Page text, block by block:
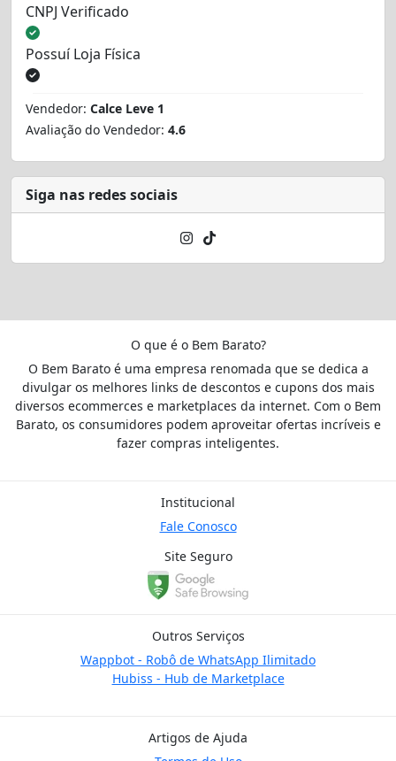
CNPJ Verificado
Possuí Loja Física
Vendedor: Calce Leve 1
Avaliação do Vendedor: 4.6
Siga nas redes sociais
O que é o Bem Barato?
O Bem Barato é uma empresa renomada que se dedica a
divulgar os melhores links de descontos e cupons dos mais
diversos ecommerces e marketplaces da internet. Com o Bem
Barato, os consumidores podem aproveitar ofertas incríveis e
fazer compras inteligentes.
Institucional
Fale Conosco
Site Seguro
Outros Serviços
Wappbot - Robô de WhatsApp Ilimitado
Hubiss - Hub de Marketplace
Artigos de Ajuda